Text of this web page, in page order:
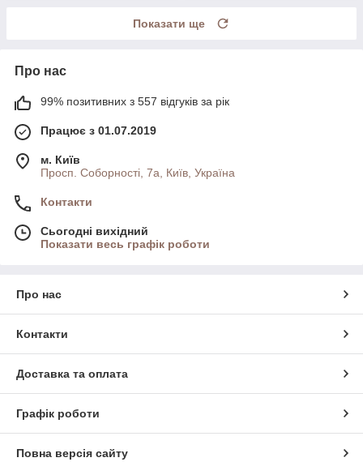
Показати ще
Про нас
99% позитивних з 557 відгуків за рік
Працює з 01.07.2019
м. Київ
Просп. Соборності, 7а, Київ, Україна
Контакти
Сьогодні вихідний
Показати весь графік роботи
Про нас
Контакти
Доставка та оплата
Графік роботи
Повна версія сайту